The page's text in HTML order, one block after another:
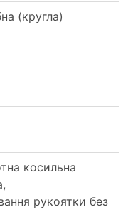
(кругла)
косильна
рукоятки без